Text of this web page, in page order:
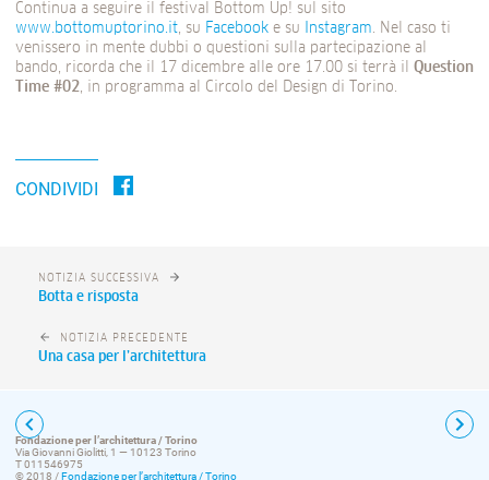
Continua a seguire il festival Bottom Up! sul sito
www.bottomuptorino.it, su Facebook e su Instagram. Nel caso ti
venissero in mente dubbi o questioni sulla partecipazione al
bando, ricorda che il 17 dicembre alle ore 17.00 si terrà il Question
Time #02, in programma al Circolo del Design di Torino.
CONDIVIDI
NOTIZIA SUCCESSIVA
Botta e risposta
NOTIZIA PRECEDENTE
Una casa per l’architettura
Fondazione per l’architettura / Torino
Via Giovanni Giolitti, 1 — 10123 Torino
T 011546975
© 2018 / Fondazione per l’architettura / Torino